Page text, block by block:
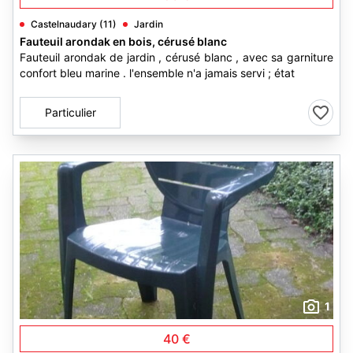
Castelnaudary (11) Jardin
Fauteuil arondak en bois, cérusé blanc
Fauteuil arondak de jardin , cérusé blanc , avec sa garniture
confort bleu marine . l'ensemble n'a jamais servi ; état
Particulier
1
40 €